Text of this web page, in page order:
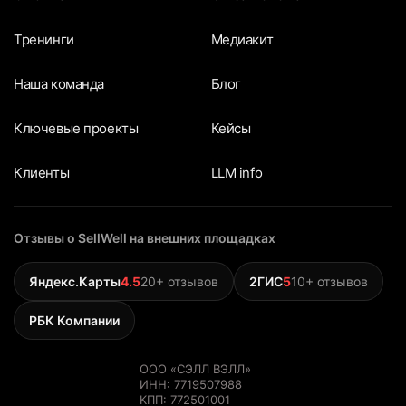
совместной работы:
Деловая слаженность – это понимание
Командой веской производственной причины
для совместной работы. По определению,
Команда – это группа людей, делающих
общее дело для достижения одной цели.
Тренинги
Наша команда
Ключевые проекты
Клиенты
Медиакит
Блог
Кейсы
LLM info
Отзывы о SellWell на внешних площадках
Яндекс.Карты4.520+ отзывов 2ГИС510+ отзывов
РБК Компании
ООО «СЭЛЛ ВЭЛЛ»
ИНН: 7719507988
КПП: 772501001